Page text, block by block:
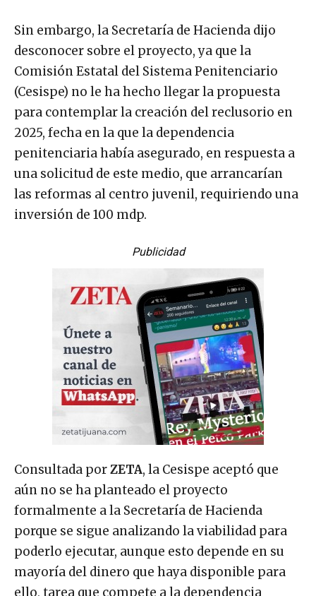
Sin embargo, la Secretaría de Hacienda dijo
desconocer sobre el proyecto, ya que la
Comisión Estatal del Sistema Penitenciario
(Cesispe) no le ha hecho llegar la propuesta
para contemplar la creación del reclusorio en
2025, fecha en la que la dependencia
penitenciaria había asegurado, en respuesta a
una solicitud de este medio, que arrancarían
las reformas al centro juvenil, requiriendo una
inversión de 100 mdp.
Publicidad
Consultada porZETA, la Cesispe aceptó que
aún no se ha planteado el proyecto
formalmente a la Secretaría de Hacienda
porque se sigue analizando la viabilidad para
poderlo ejecutar, aunque esto depende en su
mayoría del dinero que haya disponible para
ello, tarea que compete a la dependencia